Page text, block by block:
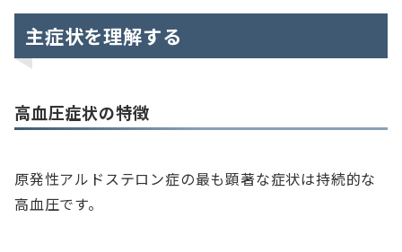
主症状を理解する
高血圧症状の特徴
原発性アルドステロン症の最も顕著な症状は持続的な
高血圧です。